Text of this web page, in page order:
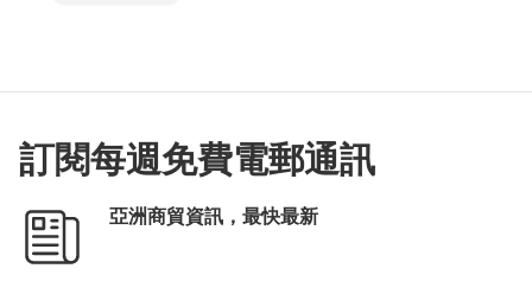
訂閱每週免費電郵通訊
亞洲商貿資訊，最快最新